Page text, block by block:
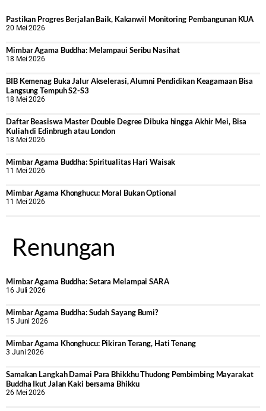
Pastikan Progres Berjalan Baik, Kakanwil Monitoring Pembangunan KUA
20 Mei 2026
Mimbar Agama Buddha: Melampaui Seribu Nasihat
18 Mei 2026
BIB Kemenag Buka Jalur Akselerasi, Alumni Pendidikan Keagamaan Bisa
Langsung Tempuh S2-S3
18 Mei 2026
Daftar Beasiswa Master Double Degree Dibuka hingga Akhir Mei, Bisa
Kuliah di Edinbrugh atau London
18 Mei 2026
Mimbar Agama Buddha: Spiritualitas Hari Waisak
11 Mei 2026
Mimbar Agama Khonghucu: Moral Bukan Optional
11 Mei 2026
Renungan
Mimbar Agama Buddha: Setara Melampai SARA
16 Juli 2026
Mimbar Agama Buddha: Sudah Sayang Bumi?
15 Juni 2026
Mimbar Agama Khonghucu: Pikiran Terang, Hati Tenang
3 Juni 2026
Samakan Langkah Damai Para Bhikkhu Thudong Pembimbing Mayarakat
Buddha Ikut Jalan Kaki bersama Bhikku
26 Mei 2026